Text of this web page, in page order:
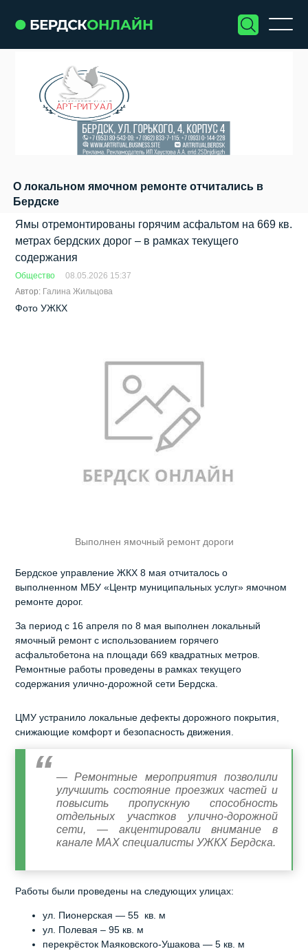
О локальном ямочном ремонте отчитались в
Бердске
Ямы отремонтированы горячим асфальтом на 669 кв.
метрах бердских дорог – в рамках текущего
содержания
Общество
08.05.2026 15:37
Автор: Галина Жильцова
Фото УЖКХ
Выполнен ямочный ремонт дороги
Бердское управление ЖКХ 8 мая отчиталось о
выполненном МБУ «Центр муниципальных услуг» ямочном
ремонте дорог.
За период с 16 апреля по 8 мая выполнен локальный
ямочный ремонт с использованием горячего
асфальтобетона на площади 669 квадратных метров.
Ремонтные работы проведены в рамках текущего
содержания улично-дорожной сети Бердска.
ЦМУ устранило локальные дефекты дорожного покрытия,
снижающие комфорт и безопасность движения.
— Ремонтные мероприятия позволили
улучшить состояние проезжих частей и
повысить пропускную способность
отдельных участков улично-дорожной
сети, — акцентировали внимание в
канале МАХ специалисты УЖКХ Бердска.
Работы были проведены на следующих улицах:
ул. Пионерская — 55 кв. м
ул. Полевая – 95 кв. м
перекрёсток Маяковского-Ушакова — 5 кв. м